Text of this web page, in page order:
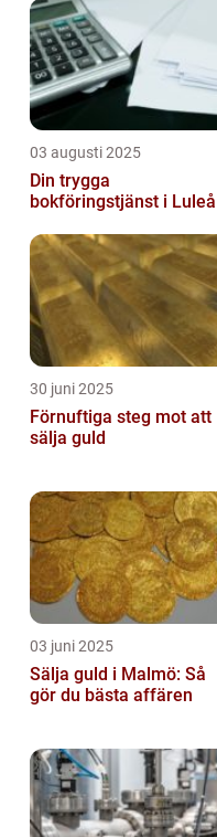
03 augusti 2025
Din trygga
bokföringstjänst i Luleå
30 juni 2025
Förnuftiga steg mot att
sälja guld
03 juni 2025
Sälja guld i Malmö: Så
gör du bästa affären